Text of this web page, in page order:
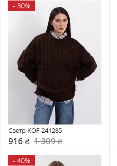
- 30%
Светр KOF-241285
916 ₴ 1 309 ₴
- 40%